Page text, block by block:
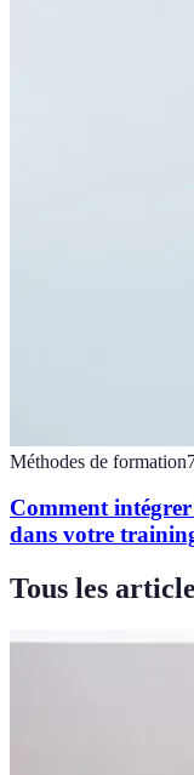
Méthodes de formation
Comment
dans votre
Tous les